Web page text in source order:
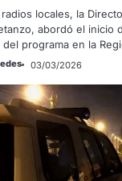
locales, la
abordó el inicio
programa en la
03/03/2026